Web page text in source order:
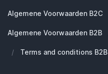
Groot en uniek assortiment
400.000+ klanten geleverd
Welke MagSafe heb ik nodig?
Werken bij SB Supply
Working at SB Supply
Algemene Voorwaarden B2C
Algemene Voorwaarden B2B
/ Terms and conditions B2B